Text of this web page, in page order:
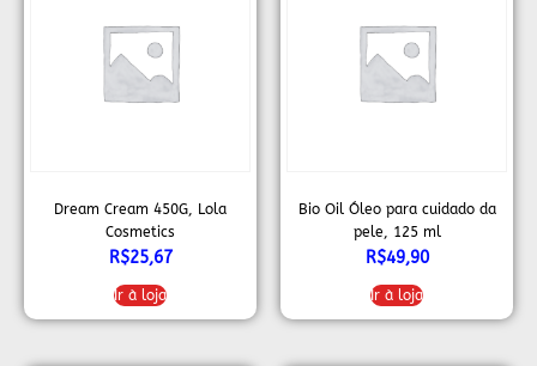
Dream Cream 450G, Lola
Cosmetics
R$25,67
Ir à loja
Bio Oil Óleo para cuidado da
pele, 125 ml
R$49,90
Ir à loja